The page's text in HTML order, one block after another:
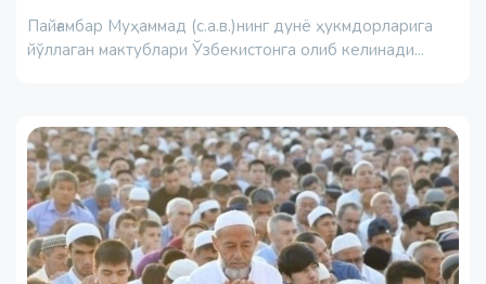
Пайғамбар Муҳаммад (с.а.в.)нинг дунё ҳукмдорларига
йўллаган мактублари Ўзбекистонга олиб келинади...